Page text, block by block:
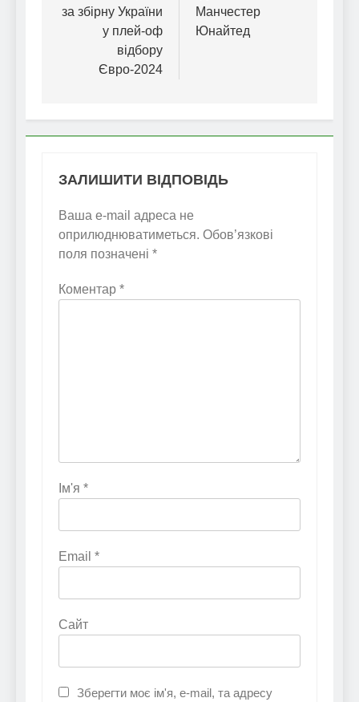
за збірну України
у плей-оф
відбору
Євро-2024
Манчестер
Юнайтед
ЗАЛИШИТИ ВІДПОВІДЬ
Ваша e-mail адреса не
оприлюднюватиметься. Обов’язкові
поля позначені *
Коментар *
Ім'я *
Email *
Сайт
Зберегти моє ім'я, e-mail, та адресу